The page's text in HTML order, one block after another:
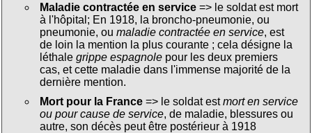
Maladie contractée en service=> le soldat est mort
à l'hôpital; En 1918, la broncho-pneumonie, ou
pneumonie, ou maladie contractée en service, est
de loin la mention la plus courante ; cela désigne la
léthale grippe espagnolepour les deux premiers
cas, et cette maladie dans l'immense majorité de la
dernière mention.
Mort pour la France=> le soldat estmort en service
ou pour cause de service, de maladie, blessures ou
autre, son décès peut être postérieur à 1918